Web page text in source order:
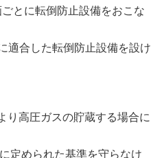
とに転倒防止設備をおこな
適合した転倒防止設備を設け
り高圧ガスの貯蔵する場合に
定められた基準を守らなけ